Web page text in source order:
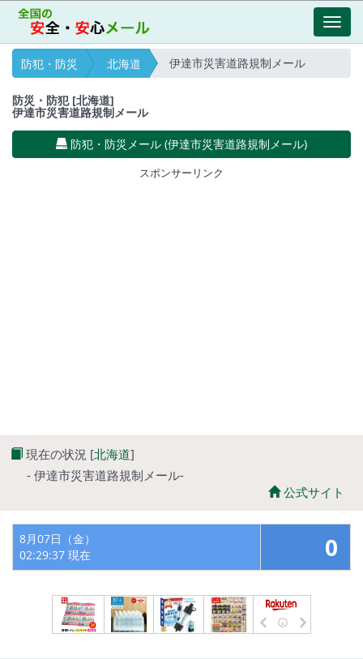
防犯・防災
北海道 伊達市災害道路規制メール
防災・防犯 [北海道]
伊達市災害道路規制メール
防犯・防災メール (伊達市災害道路規制メール)
スポンサーリンク
現在の状況 [北海道]
- 伊達市災害道路規制メール-
公式サイト
8月07日（金）
02:29:37 現在
0